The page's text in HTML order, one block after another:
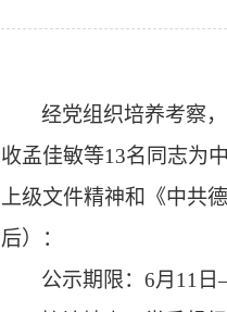
经党组织培养考察
收孟佳敏等13名同志为
上级文件精神和《中共
后）：
公示期限： 6月 11 日